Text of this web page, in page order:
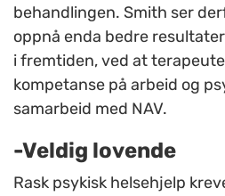
behandlingen. Smith ser
oppnå enda bedre
i fremtiden, ved at
kompetanse på arbeid og
samarbeid med NAV.
-Veldig lovende
Rask psykisk helsehjelp